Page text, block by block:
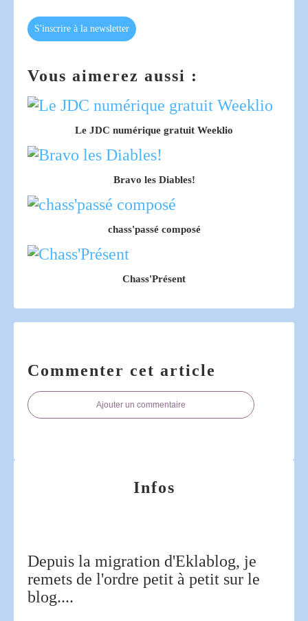
S'inscrire à la newsletter
Vous aimerez aussi :
Le JDC numérique gratuit Weeklio
Bravo les Diables!
chass'passé composé
Chass'Présent
Commenter cet article
Ajouter un commentaire
Infos
Depuis la migration d'Eklablog, je
remets de l'ordre petit à petit sur le
blog....